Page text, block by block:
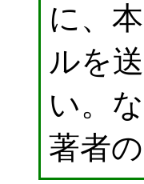
に、
ルを
い。
著者